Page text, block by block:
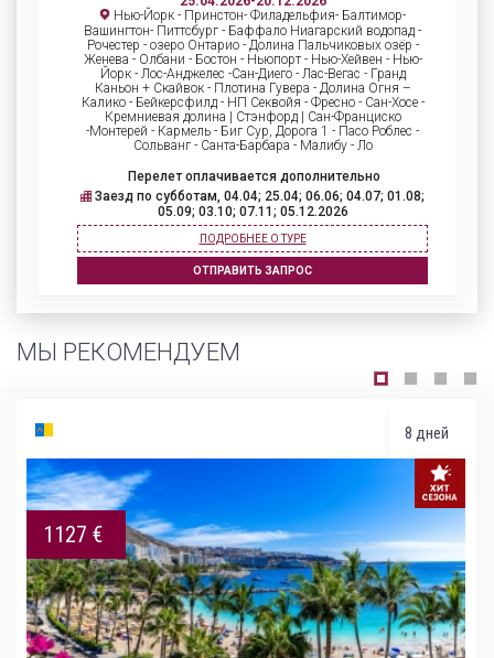
Нью-Йорк - Принстон- Филадельфия- Балтимор-
Вашингтон- Питтсбург - Баффало Ниагарский водопад -
Рочестер - озеро Онтарио - Долина Пальчиковых озёр -
Женева - Олбани - Бостон - Ньюпорт - Нью-Хейвен - Нью-
Йорк - Лос-Анджелес -Сан-Диего - Лас-Вегас - Гранд
Каньон + Скайвок - Плотина Гувера - Долина Огня –
Калико - Бейкерсфилд - НП Секвойя - Фресно - Сан-Хосе -
Кремниевая долина | Стэнфорд | Сан-Франциско
-Монтерей - Кармель - Биг Сур, Дорога 1 - Пасо Роблес -
Сольванг - Санта-Барбара - Малибу - Ло
Перелет оплачивается дополнительно
Заезд по субботам, 04.04; 25.04; 06.06; 04.07; 01.08;
05.09; 03.10; 07.11; 05.12.2026
ПОДРОБНЕЕ О ТУРЕ
ОТПРАВИТЬ ЗАПРОС
МЫ РЕКОМЕНДУЕМ
8 дней
1127 €